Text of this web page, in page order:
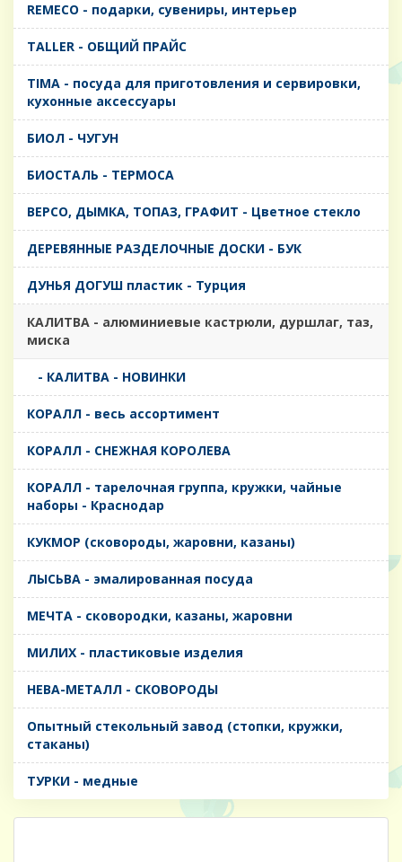
REMECO - подарки, сувениры, интерьер
TALLER - ОБЩИЙ ПРАЙС
TIMA - посуда для приготовления и сервировки,
кухонные аксессуары
БИОЛ - ЧУГУН
БИОСТАЛЬ - ТЕРМОСА
ВЕРСО, ДЫМКА, ТОПАЗ, ГРАФИТ - Цветное стекло
ДЕРЕВЯННЫЕ РАЗДЕЛОЧНЫЕ ДОСКИ - БУК
ДУНЬЯ ДОГУШ пластик - Турция
КАЛИТВА - алюминиевые кастрюли, дуршлаг, таз,
миска
- КАЛИТВА - НОВИНКИ
КОРАЛЛ - весь ассортимент
КОРАЛЛ - СНЕЖНАЯ КОРОЛЕВА
КОРАЛЛ - тарелочная группа, кружки, чайные
наборы - Краснодар
КУКМОР (сковороды, жаровни, казаны)
ЛЫСЬВА - эмалированная посуда
МЕЧТА - сковородки, казаны, жаровни
МИЛИХ - пластиковые изделия
НЕВА-МЕТАЛЛ - СКОВОРОДЫ
Опытный стекольный завод (стопки, кружки,
стаканы)
ТУРКИ - медные